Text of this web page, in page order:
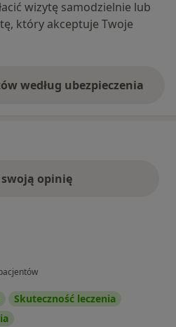
wizytę samodzielnie lub
który akceptuje Twoje
według ubezpieczenia
opinię
Skuteczność leczenia